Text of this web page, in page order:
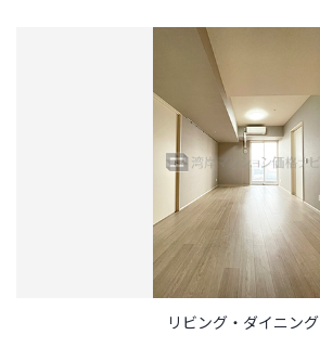
リビング・ダイニング